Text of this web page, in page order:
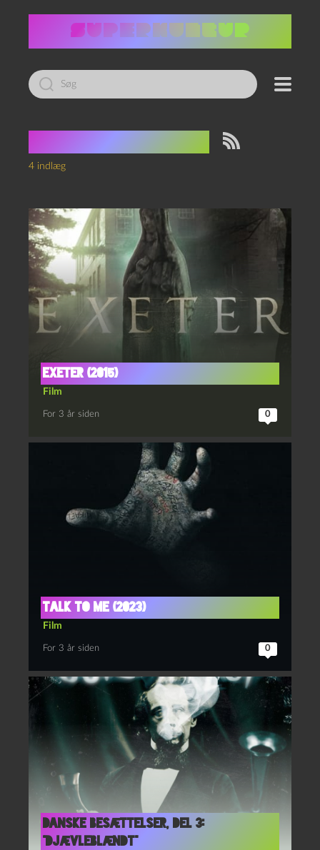
Led
efter:
4 indlæg
Exeter (2015)
Film
For 3 år siden 0
Talk to me (2023)
Film
For 3 år siden 0
Danske besættelser, del 3:
“Djævleblændt”